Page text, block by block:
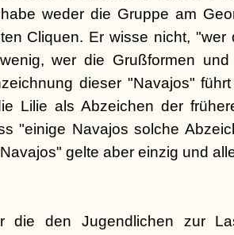
weder die Gruppe am
Cliquen. Er wisse nicht, "wer
wer die Grußformen
dieser "Navajos"
Lilie als Abzeichen der
"einige Navajos solche
gelte aber einzig und
die den Jugendlichen zur